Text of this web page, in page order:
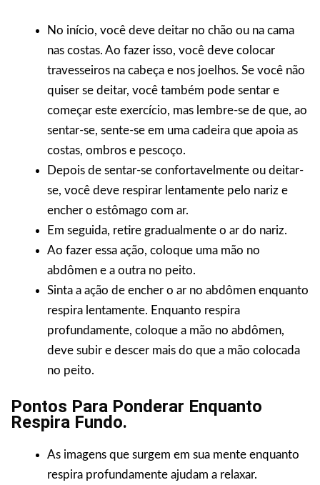
No início, você deve deitar no chão ou na cama
nas costas. Ao fazer isso, você deve colocar
travesseiros na cabeça e nos joelhos. Se você não
quiser se deitar, você também pode sentar e
começar este exercício, mas lembre-se de que, ao
sentar-se, sente-se em uma cadeira que apoia as
costas, ombros e pescoço.
Depois de sentar-se confortavelmente ou deitar-
se, você deve respirar lentamente pelo nariz e
encher o estômago com ar.
Em seguida, retire gradualmente o ar do nariz.
Ao fazer essa ação, coloque uma mão no
abdômen e a outra no peito.
Sinta a ação de encher o ar no abdômen enquanto
respira lentamente. Enquanto respira
profundamente, coloque a mão no abdômen,
deve subir e descer mais do que a mão colocada
no peito.
Pontos Para Ponderar Enquanto
Respira Fundo.
As imagens que surgem em sua mente enquanto
respira profundamente ajudam a relaxar.